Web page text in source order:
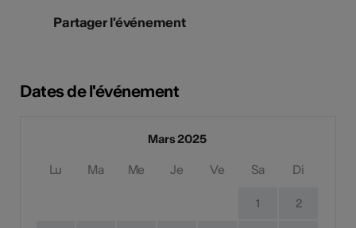
Partager l'événement
Dates de l'événement
Mars 2025
Lu Ma Me Je Ve Sa Di
1 2